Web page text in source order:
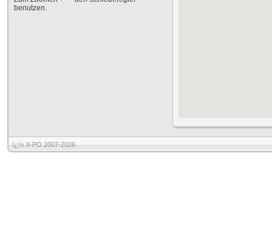
benutzen.
ï¿½ X-PO 2007-2026